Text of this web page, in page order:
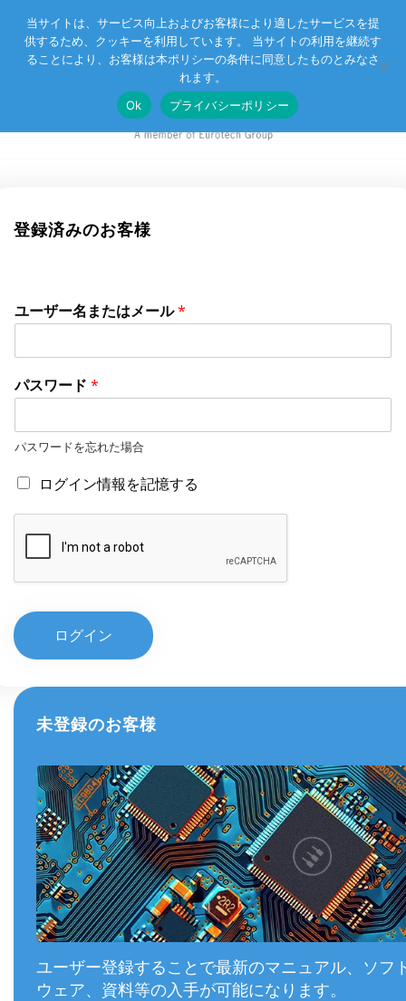
Eurotechグループ お客様サポート お問い合わせ
登録済みのお客様
ユーザー名またはメール*
パスワード *
パスワードを忘れた場合
R
m
m
e
m
e
ログイン情報を記憶する
ログイン
未登録のお客様
ユーザー登録することで最新のマニュアル、ソフ
ウェア、資料等の入手が可能になります。
当サイトは、サービス向上およびお客様により適したサービスを提
供するため、クッキーを利用しています。 当サイトの利用を継続す
ることにより、お客様は本ポリシーの条件に同意したものとみなさ
れます。
Ok
プライバシーポリシー